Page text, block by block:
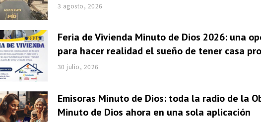
3 agosto, 2026
Feria de Vivienda Minuto de Dios 2026: una
para hacer realidad el sueño de tener casa
30 julio, 2026
Emisoras Minuto de Dios: toda la radio de la
Minuto de Dios ahora en una sola aplicación